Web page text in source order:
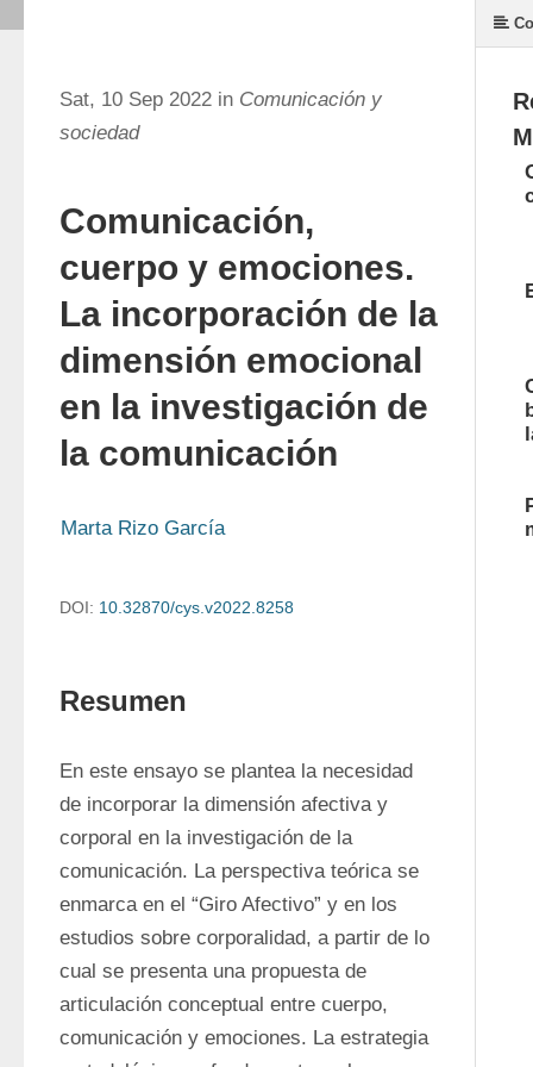
Sat, 10 Sep 2022 in Comunicación y
sociedad
Comunicación,
cuerpo y emociones.
La incorporación de la
dimensión emocional
en la investigación de
la comunicación
Marta Rizo García
DOI: 10.32870/cys.v2022.8258
Resumen
En este ensayo se plantea la necesidad
de incorporar la dimensión afectiva y
corporal en la investigación de la
comunicación. La perspectiva teórica se
enmarca en el “Giro Afectivo” y en los
estudios sobre corporalidad, a partir de lo
cual se presenta una propuesta de
articulación conceptual entre cuerpo,
comunicación y emociones. La estrategia